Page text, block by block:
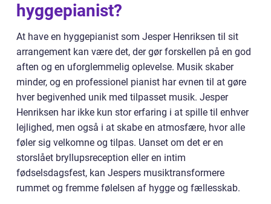
hyggepianist?
At have en hyggepianist som Jesper Henriksen til sit
arrangement kan være det, der gør forskellen på en god
aften og en uforglemmelig oplevelse. Musik skaber
minder, og en professionel pianist har evnen til at gøre
hver begivenhed unik med tilpasset musik. Jesper
Henriksen har ikke kun stor erfaring i at spille til enhver
lejlighed, men også i at skabe en atmosfære, hvor alle
føler sig velkomne og tilpas. Uanset om det er en
storslået bryllupsreception eller en intim
fødselsdagsfest, kan Jespers musiktransformere
rummet og fremme følelsen af hygge og fællesskab.